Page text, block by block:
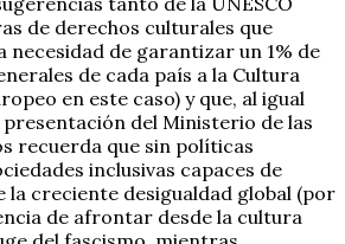
de derechos culturales que
necesidad de garantizar un 1% de
de cada país a la Cultura
en este caso) y que, al igual
presentación del Ministerio de las
recuerda que sin políticas
inclusivas capaces de
creciente desigualdad global (por
de afrontar desde la cultura